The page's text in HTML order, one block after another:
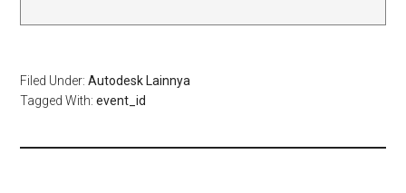
Filed Under:Autodesk Lainnya
Tagged With:event_id